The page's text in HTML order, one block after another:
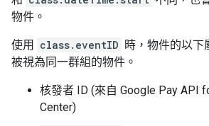
物件。
使用 class.eventID 時，物件的以下
被視為同一群組的物件。
核發者 ID (來自 Google Pay API
Center)